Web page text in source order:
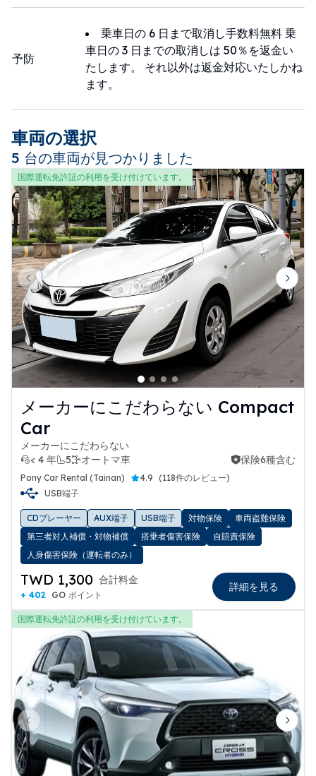
予防
乗車日の 6 日まで取消し手数料無料 乗
車日の 3 日までの取消しは 50％を返金い
たします。 それ以外は返金対応いたしかね
ます。
車両の選択
5 台の車両が見つかりました
国際運転免許証の利用を受け付けています。
Previous slide Next
メーカーにこだわらない Compact
Car
メーカーにこだわらない
< 4 年
5 オートマ車
保険6種含む 保険6種含む
Pony Car Rental (Tainan) 4.9 (118件のレビュー)
USB端子
CDプレーヤー AUX端子 USB端子 対物保険
車両盗難保険
第三者対人補償・対物補償
搭乗者傷害保険
自賠責保険
人身傷害保険（運転者のみ）
TWD 1,300 合計料金
+ 402 GO ポイント
詳細を見る
国際運転免許証の利用を受け付けています。
Previous slide Next